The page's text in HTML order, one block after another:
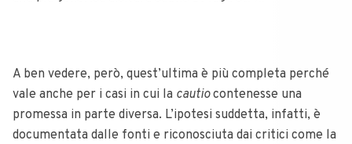
A ben vedere, però, quest’ultima è più completa perché
vale anche per i casi in cui la cautiocontenesse una
promessa in parte diversa. L’ipotesi suddetta, infatti, è
documentata dalle fonti e riconosciuta dai critici come la